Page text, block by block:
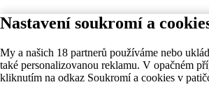
Nastavení soukromí a
My a našich 18 partnerů používáme nebo
také personalizovanou reklamu. V opačném
kliknutím na odkaz Soukromí a cookies v